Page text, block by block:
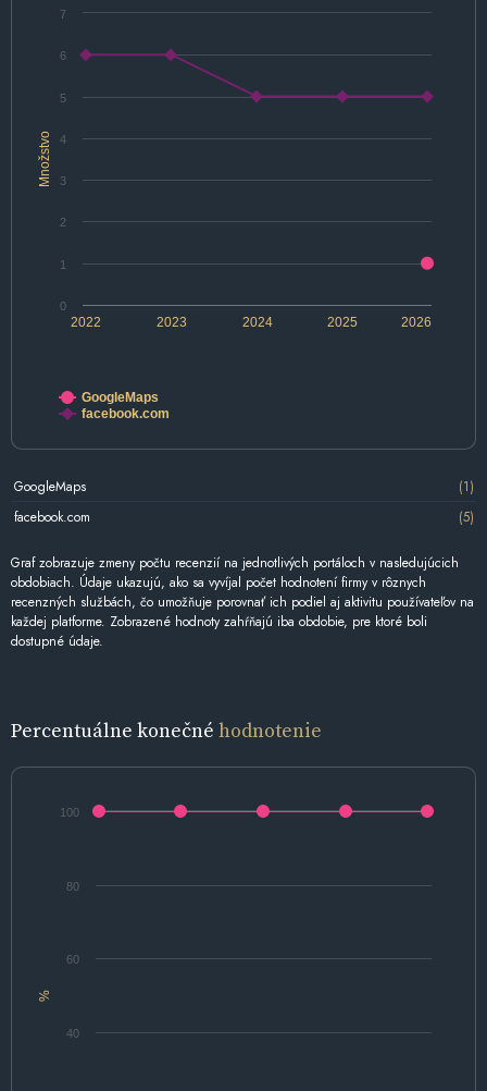
Množstvo
2022 2024 2026
2023 2025
0
1
2
3
4
5
6
7
GoogleMaps
facebook.com
GoogleMaps
(1)
facebook.com
(5)
Graf zobrazuje zmeny počtu recenzií na jednotlivých portáloch v nasledujúcich
obdobiach. Údaje ukazujú, ako sa vyvíjal počet hodnotení firmy v rôznych
recenzných službách, čo umožňuje porovnať ich podiel aj aktivitu používateľov na
každej platforme. Zobrazené hodnoty zahŕňajú iba obdobie, pre ktoré boli
dostupné údaje.
Percentuálne konečné hodnotenie
%
40
60
80
100